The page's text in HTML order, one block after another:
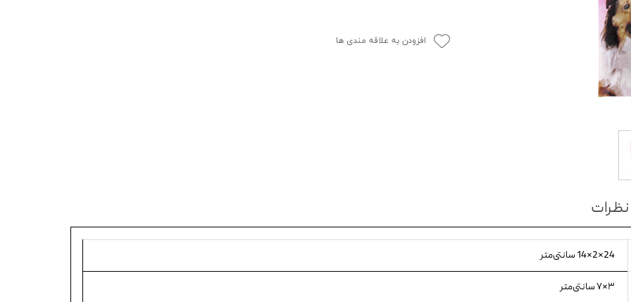
افزودن به علاقه مندی ها
نظرات
24×2×14 سانتی‌متر
۳×۷ سانتی‌متر